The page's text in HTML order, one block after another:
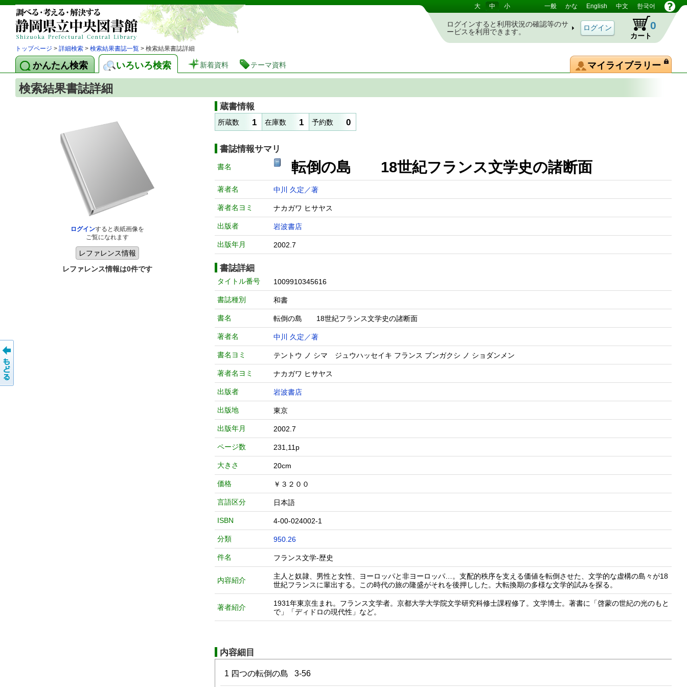
静岡県立図書館 蔵書検索・予約システム 大 中 小 一般 かな English 中文 한국어
ログインすると利用状況の確認等のサ
ービスを利用できます。
カート
0
トップページ > 詳細検索 > 検索結果書誌一覧 > 検索結果書誌詳細
かんたん検索 いろいろ検索 新着資料 テーマ資料 マイライブラリー
検索結果書誌詳細
ログインすると表紙画像を
ご覧になれます
レファレンス情報は0件です
蔵書情報
所蔵数 1 在庫数 1 予約数 0
書誌情報サマリ
書名 転倒の島 18世紀フランス文学史の諸断面
著者名 中川 久定／著
著者名ヨミ ナカガワ ヒサヤス
出版者 岩波書店
出版年月 2002.7
書誌詳細
タイトル番号 1009910345616
書誌種別 和書
書名 転倒の島 18世紀フランス文学史の諸断面
著者名 中川 久定／著
書名ヨミ テントウ ノ シマ ジュウハッセイキ フランス ブンガクシ ノ ショダンメン
著者名ヨミ ナカガワ ヒサヤス
出版者 岩波書店
出版地 東京
出版年月 2002.7
ページ数 231,11p
大きさ 20cm
価格 ￥３２００
言語区分 日本語
ISBN 4-00-024002-1
分類 950.26
件名 フランス文学-歴史
内容紹介
主人と奴隷、男性と女性、ヨーロッパと非ヨーロッパ…。支配的秩序を支える価値を転倒させた、文学的な虚構の島々が18
世紀フランスに輩出する。この時代の旅の隆盛がそれを後押しした。大転換期の多様な文学的試みを探る。
著者紹介
1931年東京生まれ。フランス文学者。京都大学大学院文学研究科修士課程修了。文学博士。著書に「啓蒙の世紀の光のもと
で」「ディドロの現代性」など。
内容細目
1 四つの転倒の島 3-56